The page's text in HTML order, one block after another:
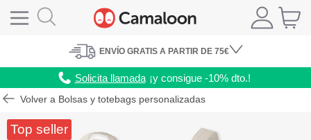
ENVÍO GRATIS A PARTIR DE 75€
Solicita llamada ¡y consigue -10% dto.!
Volver a Bolsas y totebags personalizadas
Top seller